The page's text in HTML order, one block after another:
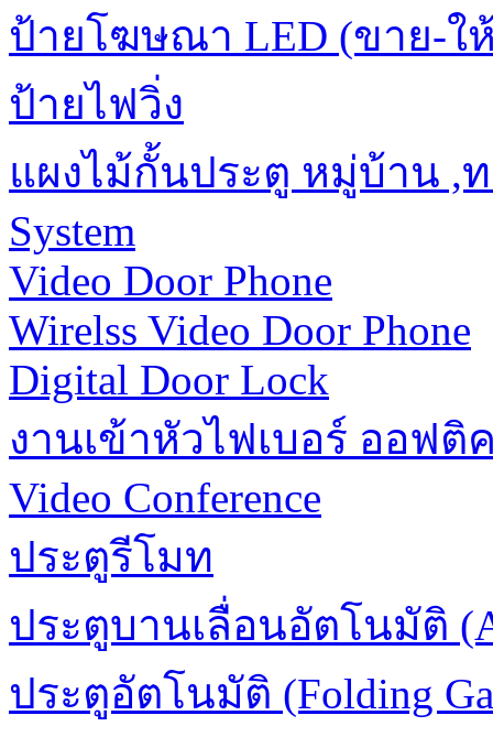
ป้ายโฆษณา LED (ขาย-ใ
ป้ายไฟวิ่ง
แผงไม้กั้นประตู หมู่บ้าน ,ท
System
Video Door Phone
Wirelss Video Door Phone
Digital Door Lock
งานเข้าหัวไฟเบอร์ ออฟติ
Video Conference
ประตูรีโมท
ประตูบานเลื่อนอัตโนมัติ
ประตูอัตโนมัติ (Folding